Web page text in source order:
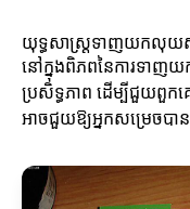
យុទ្ធសាស្ត្រទាញយកលុយស
នៅក្នុងពិភពនៃការទាញយ
ប្រសិទ្ធភាព ដើម្បីជួយពួក
អាចជួយឱ្យអ្នកសម្រេចប